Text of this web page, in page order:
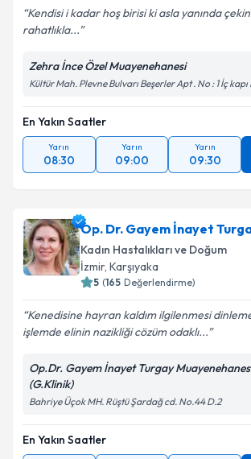
Kişisel verilerimin işlenmesine
Metni
Takvim Talebini
Kendisi i kadar hoş birisi ki asla yanında
rahatlıkla...
Zehra İnce Özel Muayenehanesi
Kültür Mah. Plevne Bulvarı Beşerler Apt . No : 1 İç kapı
En Yakın Saatler
Yarın
08:30
Yarın
09:00
Yarın
09:30
Op. Dr. Gayem İnayet
Kadın Hastalıkları ve Doğum
İzmir, Karşıyaka
5 (165 Değerlendirme)
Kenedisine hayran kaldım ilgilenmesi
işlemde elinin nazikliği cözüm odaklı...
Op.Dr. Gayem İnayet Turgay
(G.Klinik)
Bahriye Üçok MH. Rüştü Şardağ cd. No.44 D.2
En Yakın Saatler